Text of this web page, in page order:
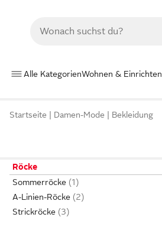
Alle KategorienWohnen & Einrichten
Startseite Damen-Mode Bekleidung
Röcke
Sommerröcke
A-Linien-Röcke
Strickröcke